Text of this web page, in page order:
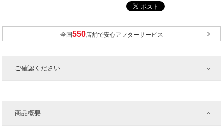
全国 店舗で安心アフターサービス
ご確認ください
商品概要